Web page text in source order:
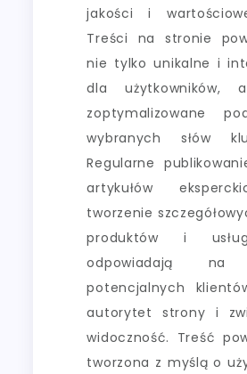
jakości i
Treści na stronie
nie tylko unikalne i
dla użytkowników,
zoptymalizowane
wybranych słów
Regularne
artykułów
tworzenie
produktów i
odpowiadają na
potencjalnych
autorytet strony i
widoczność. Treść
tworzona z myślą o